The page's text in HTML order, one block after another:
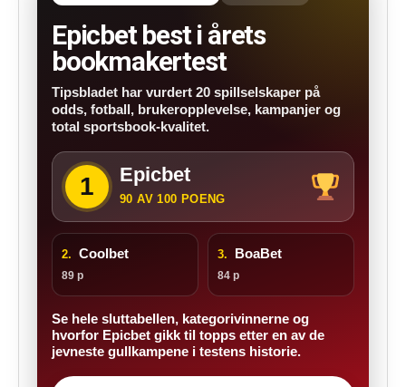
Epicbet best i årets
bookmakertest
Tipsbladet har vurdert 20 spillselskaper på
odds, fotball, brukeropplevelse, kampanjer og
total sportsbook-kvalitet.
1 Epicbet
90 AV 100 POENG
2. Coolbet
89 p
3. BoaBet
84 p
Se hele sluttabellen, kategorivinnerne og
hvorfor Epicbet gikk til topps etter en av de
jevneste gullkampene i testens historie.